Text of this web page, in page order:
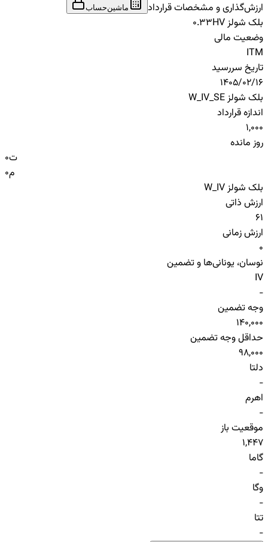
ارزش‌گذاری و مشخصات قرارداد
ماشین‌حساب
بلک شولز HV
0.33
وضعیت مالی
ITM
تاریخ سررسید
1405/02/16
بلک شولز W_IV_SE
اندازه قرارداد
1,000
روز مانده
0ت
0م
بلک شولز W_IV
ارزش ذاتی
61
ارزش زمانی
0
نوسان، یونانی‌ها و تضمین
IV
-
وجه تضمین
140,000
حداقل وجه تضمین
98,000
دلتا
-
اهرم
-
موقعیت باز
1,447
گاما
-
وگا
-
تتا
-